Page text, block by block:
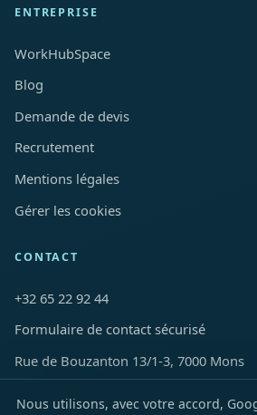
ENTREPRISE
WorkHubSpace
Blog
Demande de devis
Recrutement
Mentions légales
Gérer les cookies
CONTACT
+32 65 22 92 44
Formulaire de contact sécurisé
Rue de Bouzanton 13/1-3, 7000 Mons
LinkedInFacebookInstagramYouTube
Nous utilisons, avec votre accord,